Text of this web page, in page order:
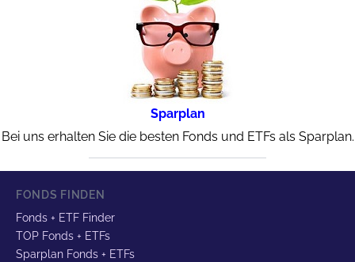
Sparplan
Bei uns erhalten Sie die besten Fonds und ETFs als Sparplan.
FONDS FINDEN
Fonds + ETF Finder
TOP Fonds + ETFs
Sparplan Fonds + ETFs